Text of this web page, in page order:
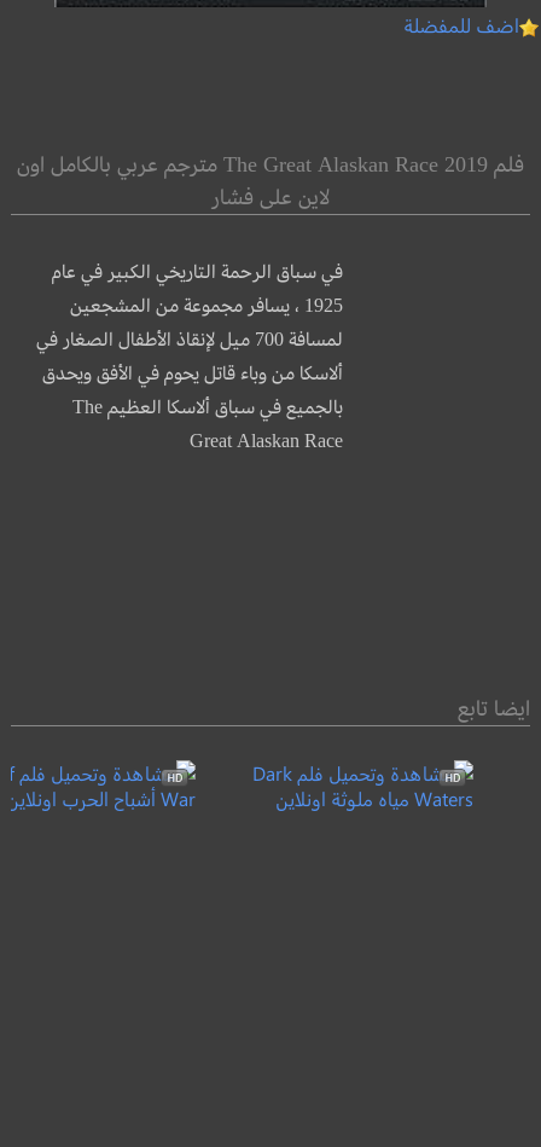
اضف للمفضلة
فلم The Great Alaskan Race 2019 مترجم عربي بالكامل اون
لاين على فشار
في سباق الرحمة التاريخي الكبير في عام
1925 ، يسافر مجموعة من المشجعين
لمسافة 700 ميل لإنقاذ الأطفال الصغار في
ألاسكا من وباء قاتل يحوم في اﻷفق ويحدق
بالجميع في سباق ألاسكا العظيم The
Great Alaskan Race
ايضا تابع